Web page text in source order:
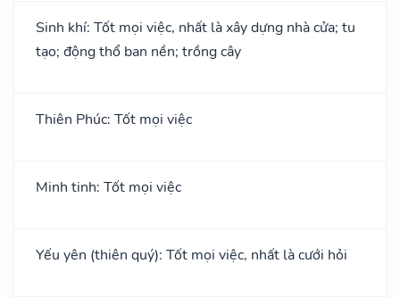
Sinh khí: Tốt mọi việc, nhất là xây dựng nhà cửa; tu
tạo; động thổ ban nền; trồng cây
Thiên Phúc: Tốt mọi việc
Minh tinh: Tốt mọi việc
Yếu yên (thiên quý): Tốt mọi việc, nhất là cưới hỏi